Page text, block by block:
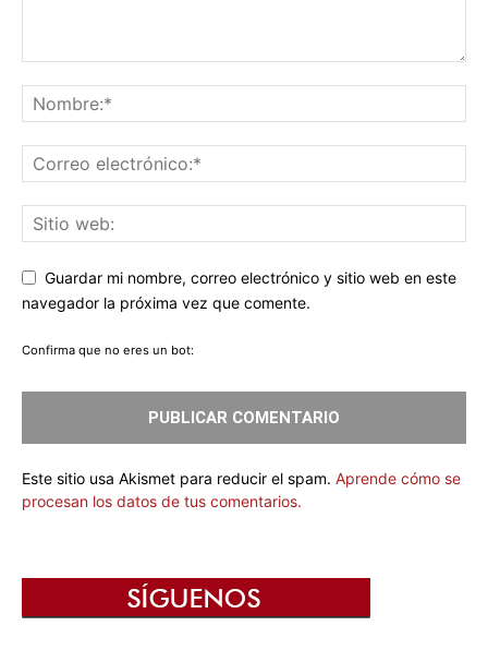
Guardar mi nombre, correo electrónico y sitio web en este
navegador la próxima vez que comente.
Confirma que no eres un bot:
Este sitio usa Akismet para reducir el spam. Aprende cómo se
procesan los datos de tus comentarios.